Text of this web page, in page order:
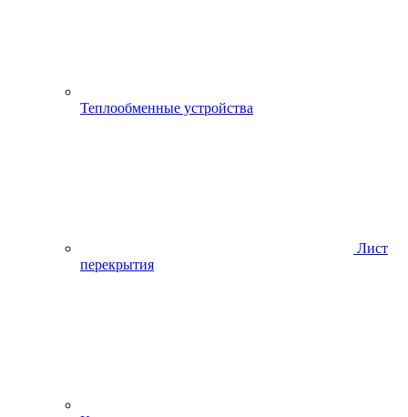
Теплообменные устройства
Лист
перекрытия